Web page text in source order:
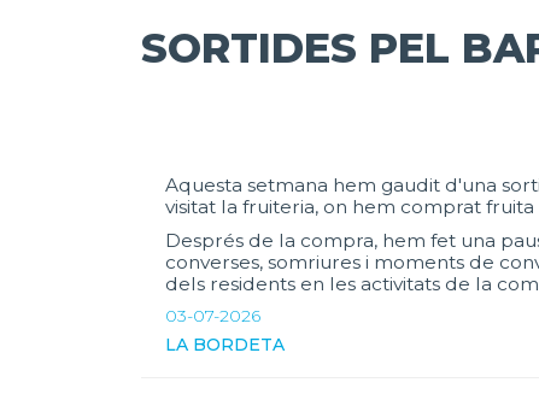
SORTIDES PEL
Aquesta setmana hem gaudit d'una
visitat la fruiteria, on hem comprat
Després de la compra, hem fet una
converses, somriures i moments de
dels residents en les activitats de la
03-07-2026
LA BORDETA